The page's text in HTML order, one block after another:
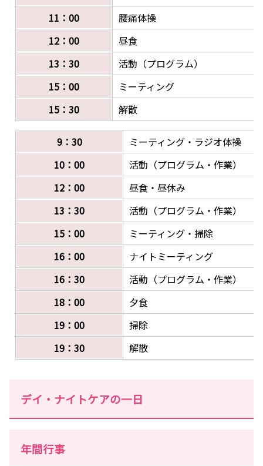
11：00
腰痛体操
12：00
昼食
13：30
活動（プログラム）
15：00
ミーティング
15：30
解散
9：30
ミーティング・ラジオ体操
10：00
活動（プログラム・作業）
12：00
昼食・昼休み
13：30
活動（プログラム・作業）
15：00
ミーティング・掃除
16：00
ナイトミーティング
16：30
活動（プログラム・作業）
18：00
夕食
19：00
掃除
19：30
解散
デイ・ナイトケアの一日
年間行事